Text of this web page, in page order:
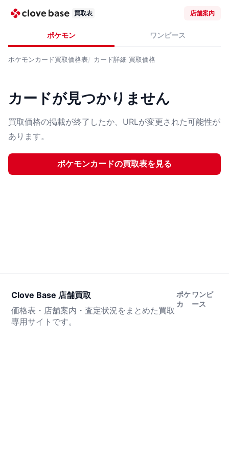
買取表 店舗案内
ポケモン ワンピース
ポケモンカード買取価格表 カード詳細 買取価格
カードが見つかりません
買取価格の掲載が終了したか、URLが変更された可能性が
あります。
ポケモンカードの買取表を見る
Clove Base 店舗買取
価格表・店舗案内・査定状況をまとめた買取
専用サイトです。
ポケ
カ
ワンピ
ース